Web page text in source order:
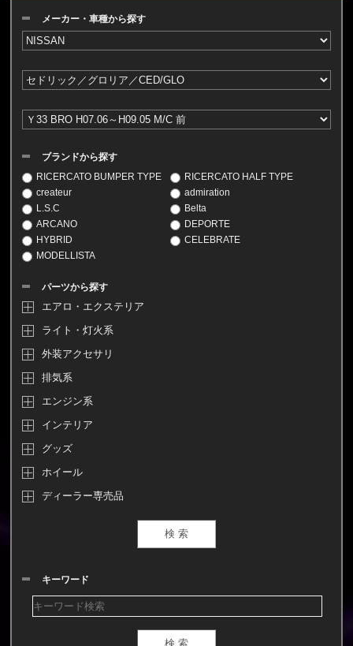
メーカー・車種から探す
ブランドから探す
RICERCATO BUMPER TYPE
RICERCATO HALF TYPE
createur
admiration
L.S.C
Belta
ARCANO
DEPORTE
HYBRID
CELEBRATE
MODELLISTA
パーツから探す
エアロ・エクステリア
ライト・灯火系
外装アクセサリ
排気系
エンジン系
インテリア
グッズ
ホイール
ディーラー専売品
キーワード